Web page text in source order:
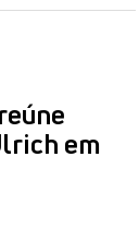
em